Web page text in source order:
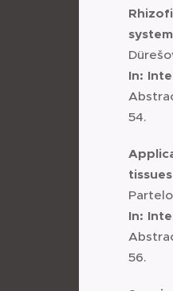
In:
54.
tissues
In:
56.